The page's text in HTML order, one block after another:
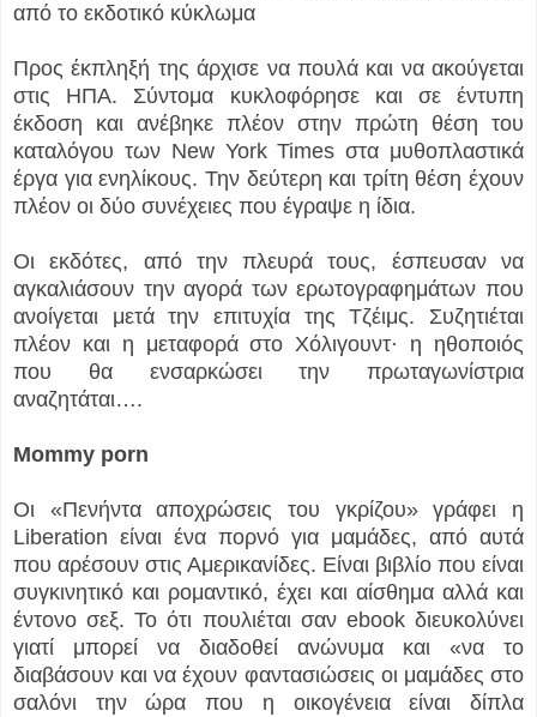
από το εκδοτικό κύκλωμα
Προς έκπληξή της άρχισε να πουλά και να ακούγεται
στις ΗΠΑ. Σύντομα κυκλοφόρησε και σε έντυπη
έκδοση και ανέβηκε πλέον στην πρώτη θέση του
καταλόγου των New York Times στα μυθοπλαστικά
έργα για ενηλίκους. Την δεύτερη και τρίτη θέση έχουν
πλέον οι δύο συνέχειες που έγραψε η ίδια.
Οι εκδότες, από την πλευρά τους, έσπευσαν να
αγκαλιάσουν την αγορά των ερωτογραφημάτων που
ανοίγεται μετά την επιτυχία της Τζέιμς. Συζητιέται
πλέον και η μεταφορά στο Χόλιγουντ· η ηθοποιός
που θα ενσαρκώσει την πρωταγωνίστρια
αναζητάται….
Mommy porn
Οι «Πενήντα αποχρώσεις του γκρίζου» γράφει η
Liberation είναι ένα πορνό για μαμάδες, από αυτά
που αρέσουν στις Αμερικανίδες. Είναι βιβλίο που είναι
συγκινητικό και ρομαντικό, έχει και αίσθημα αλλά και
έντονο σεξ. Το ότι πουλιέται σαν ebook διευκολύνει
γιατί μπορεί να διαδοθεί ανώνυμα και «να το
διαβάσουν και να έχουν φαντασιώσεις οι μαμάδες στο
σαλόνι την ώρα που η οικογένεια είναι δίπλα